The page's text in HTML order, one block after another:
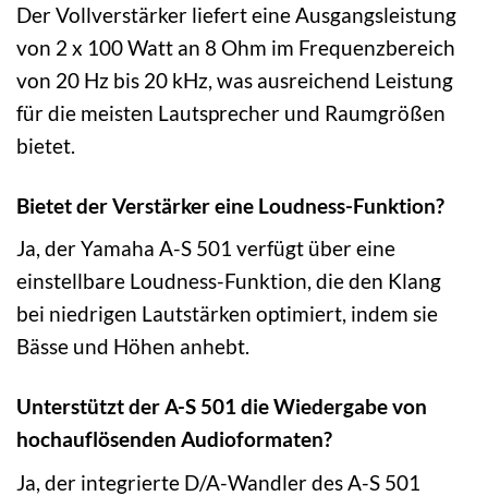
Der Vollverstärker liefert eine Ausgangsleistung
von 2 x 100 Watt an 8 Ohm im Frequenzbereich
von 20 Hz bis 20 kHz, was ausreichend Leistung
für die meisten Lautsprecher und Raumgrößen
bietet.
Bietet der Verstärker eine Loudness-Funktion?
Ja, der Yamaha A-S 501 verfügt über eine
einstellbare Loudness-Funktion, die den Klang
bei niedrigen Lautstärken optimiert, indem sie
Bässe und Höhen anhebt.
Unterstützt der A-S 501 die Wiedergabe von
hochauflösenden Audioformaten?
Ja, der integrierte D/A-Wandler des A-S 501